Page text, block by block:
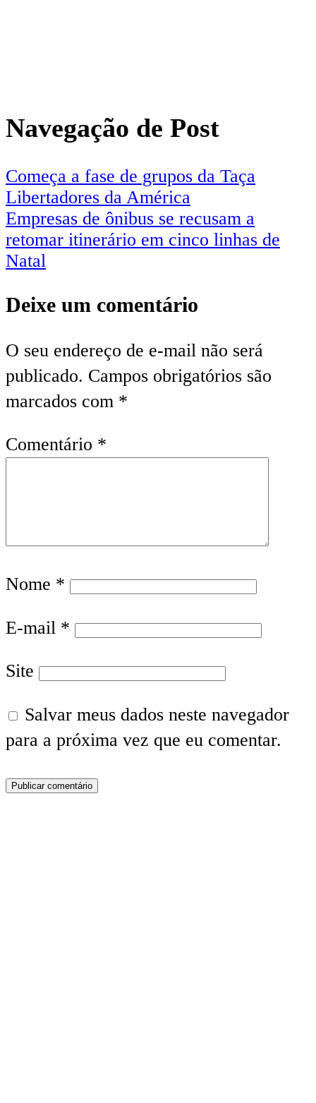
Navegação de Post
Começa a fase de grupos da Taça
Libertadores da América
Empresas de ônibus se recusam a
retomar itinerário em cinco linhas de
Natal
Deixe um comentário
O seu endereço de e-mail não será
publicado. Campos obrigatórios são
marcados com *
Comentário *
Nome *
E-mail *
Site
Salvar meus dados neste navegador
para a próxima vez que eu comentar.